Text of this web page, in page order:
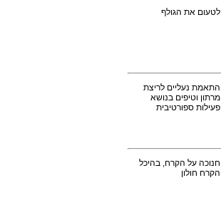
לטעום את הגולף
התאמת נעליים לריצת
מרתון וטיפים בנושא
פעילות ספורטיבית
חנוכה על הקרח, בהיכל
הקרח חולון